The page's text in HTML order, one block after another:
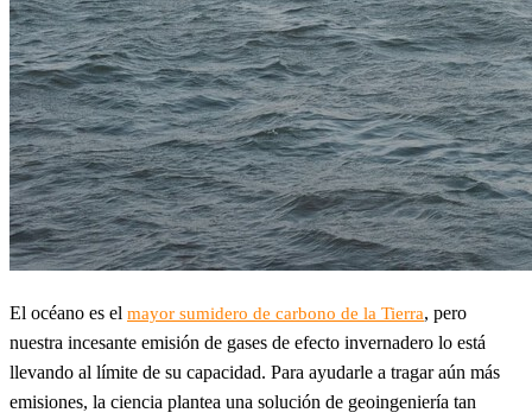
El océano es el mayor sumidero de carbono de la Tierra, pero
nuestra incesante emisión de gases de efecto invernadero lo está
llevando al límite de su capacidad. Para ayudarle a tragar aún más
emisiones, la ciencia plantea una solución de geoingeniería tan